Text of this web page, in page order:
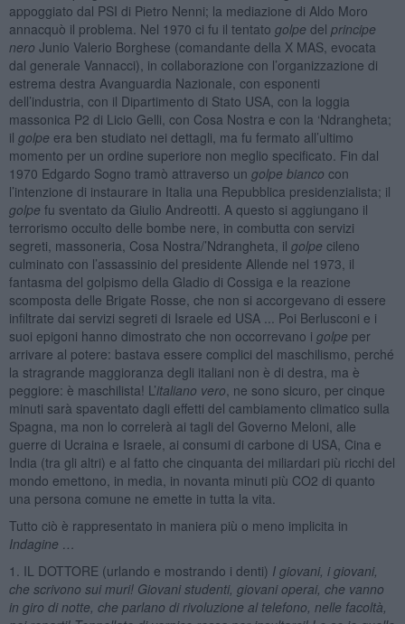
appoggiato dal PSI di Pietro Nenni; la mediazione di Aldo Moro
annacquò il problema. Nel 1970 ci fu il tentato golpe del principe
nero Junio Valerio Borghese (comandante della X MAS, evocata
dal generale Vannacci), in collaborazione con l’organizzazione di
estrema destra Avanguardia Nazionale, con esponenti
dell’industria, con il Dipartimento di Stato USA, con la loggia
massonica P2 di Licio Gelli, con Cosa Nostra e con la ‘Ndrangheta;
il golpe era ben studiato nei dettagli, ma fu fermato all’ultimo
momento per un ordine superiore non meglio specificato. Fin dal
1970 Edgardo Sogno tramò attraverso un golpe bianco con
l’intenzione di instaurare in Italia una Repubblica presidenzialista; il
golpe fu sventato da Giulio Andreotti. A questo si aggiungano il
terrorismo occulto delle bombe nere, in combutta con servizi
segreti, massoneria, Cosa Nostra/’Ndrangheta, il golpe cileno
culminato con l’assassinio del presidente Allende nel 1973, il
fantasma del golpismo della Gladio di Cossiga e la reazione
scomposta delle Brigate Rosse, che non si accorgevano di essere
infiltrate dai servizi segreti di Israele ed USA ... Poi Berlusconi e i
suoi epigoni hanno dimostrato che non occorrevano i golpe per
arrivare al potere: bastava essere complici del maschilismo, perché
la stragrande maggioranza degli italiani non è di destra, ma è
peggiore: è maschilista! L’italiano vero , ne sono sicuro, per cinque
minuti sarà spaventato dagli effetti del cambiamento climatico sulla
Spagna, ma non lo correlerà ai tagli del Governo Meloni, alle
guerre di Ucraina e Israele, ai consumi di carbone di USA, Cina e
India (tra gli altri) e al fatto che cinquanta dei miliardari più ricchi del
mondo emettono, in media, in novanta minuti più CO2 di quanto
una persona comune ne emette in tutta la vita.
Tutto ciò è rappresentato in maniera più o meno implicita in
Indagine …
1. IL DOTTORE (urlando e mostrando i denti) I giovani, i giovani,
che scrivono sui muri! Giovani studenti, giovani operai, che vanno
in giro di notte, che parlano di rivoluzione al telefono, nelle facoltà,